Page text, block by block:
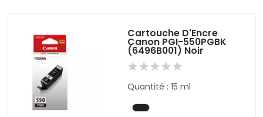
Cartouche D'Encre
Canon PGI-550PGBK
(6496B001) Noir
Quantité : 15 ml